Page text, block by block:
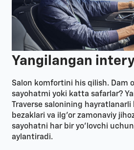
Yangilangan
Salon komfortini his qilish. Dam
sayohatmi yoki katta safarlar?
Traverse salonining
bezaklari va ilg'or zamonaviy
sayohatni har bir yo'lovchi
aylantiradi.